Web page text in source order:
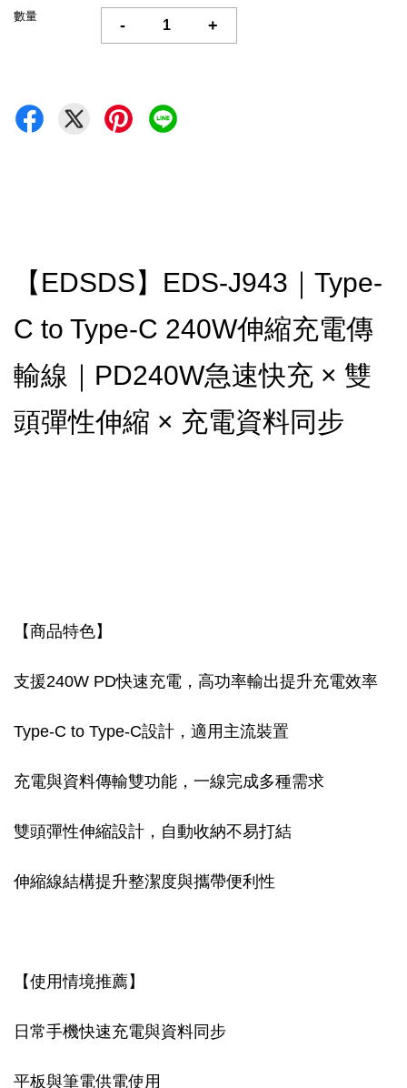
數量
- +
【EDSDS】EDS-J943｜Type-
C to Type-C 240W伸縮充電傳
輸線｜PD240W急速快充 × 雙
頭彈性伸縮 × 充電資料同步
【商品特色】
支援240W PD快速充電，高功率輸出提升充電效率
Type-C to Type-C設計，適用主流裝置
充電與資料傳輸雙功能，一線完成多種需求
雙頭彈性伸縮設計，自動收納不易打結
伸縮線結構提升整潔度與攜帶便利性
【使用情境推薦】
日常手機快速充電與資料同步
平板與筆電供電使用